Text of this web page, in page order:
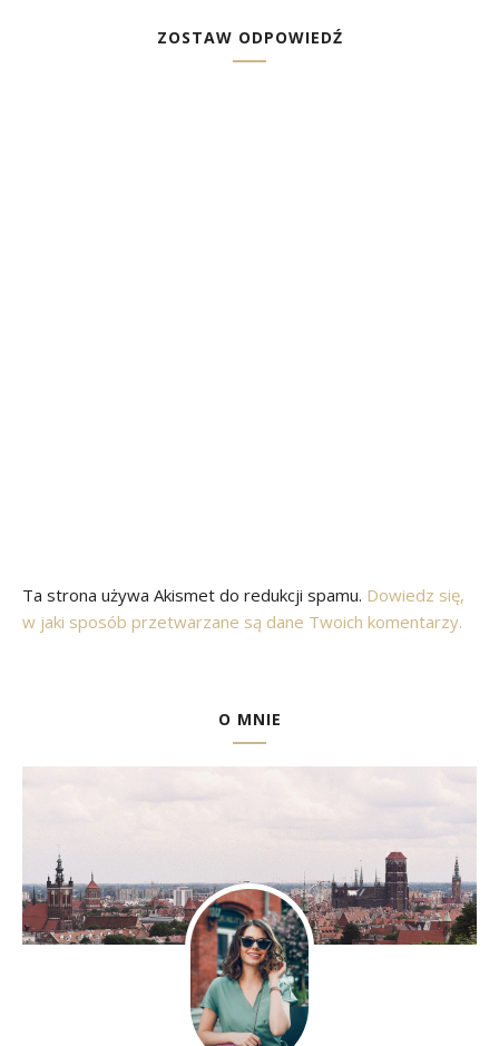
ZOSTAW ODPOWIEDŹ
Ta strona używa Akismet do redukcji spamu. Dowiedz się,
w jaki sposób przetwarzane są dane Twoich komentarzy.
O MNIE